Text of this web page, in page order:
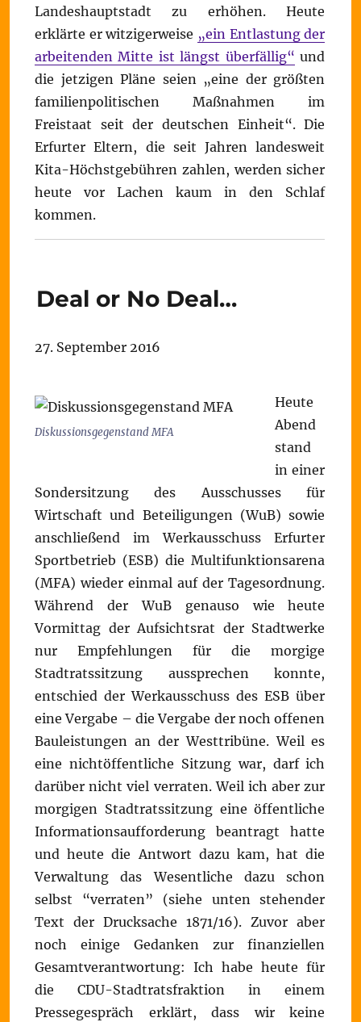
Landeshauptstadt zu erhöhen. Heute
erklärte er witzigerweise „ein Entlastung der
arbeitenden Mitte ist längst überfällig“ und
die jetzigen Pläne seien „eine der größten
familienpolitischen Maßnahmen im
Freistaat seit der deutschen Einheit“. Die
Erfurter Eltern, die seit Jahren landesweit
Kita-Höchstgebühren zahlen, werden sicher
heute vor Lachen kaum in den Schlaf
kommen.
Deal or No Deal…
27. September 2016
Diskussionsgegenstand MFA
Heute
Abend
stand
in einer
Sondersitzung des Ausschusses für
Wirtschaft und Beteiligungen (WuB) sowie
anschließend im Werkausschuss Erfurter
Sportbetrieb (ESB) die Multifunktionsarena
(MFA) wieder einmal auf der Tagesordnung.
Während der WuB genauso wie heute
Vormittag der Aufsichtsrat der Stadtwerke
nur Empfehlungen für die morgige
Stadtratssitzung aussprechen konnte,
entschied der Werkausschuss des ESB über
eine Vergabe – die Vergabe der noch offenen
Bauleistungen an der Westtribüne. Weil es
eine nichtöffentliche Sitzung war, darf ich
darüber nicht viel verraten. Weil ich aber zur
morgigen Stadtratssitzung eine öffentliche
Informationsaufforderung beantragt hatte
und heute die Antwort dazu kam, hat die
Verwaltung das Wesentliche dazu schon
selbst “verraten” (siehe unten stehender
Text der Drucksache 1871/16). Zuvor aber
noch einige Gedanken zur finanziellen
Gesamtverantwortung: Ich habe heute für
die CDU-Stadtratsfraktion in einem
Pressegespräch erklärt, dass wir keine